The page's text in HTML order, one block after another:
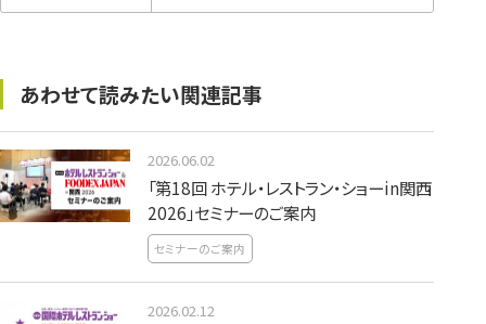
あわせて読みたい関連記事
2026.06.02
「第18回 ホテル・レストラン・ショーin関西
2026」セミナーのご案内
セミナーのご案内
2026.02.12